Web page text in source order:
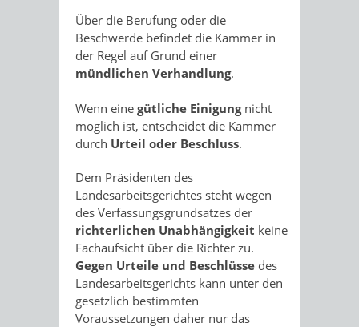
Über die Berufung oder die
Beschwerde befindet die Kammer in
der Regel auf Grund einer
mündlichen Verhandlung.
Wenn eine gütliche Einigungnicht
möglich ist, entscheidet die Kammer
durch Urteil oder Beschluss.
Dem Präsidenten des
Landesarbeitsgerichtes steht wegen
des Verfassungsgrundsatzes der
richterlichen Unabhängigkeit keine
Fachaufsicht über die Richter zu.
Gegen Urteile und Beschlüsse des
Landesarbeitsgerichts kann unter den
gesetzlich bestimmten
Voraussetzungen daher nur das